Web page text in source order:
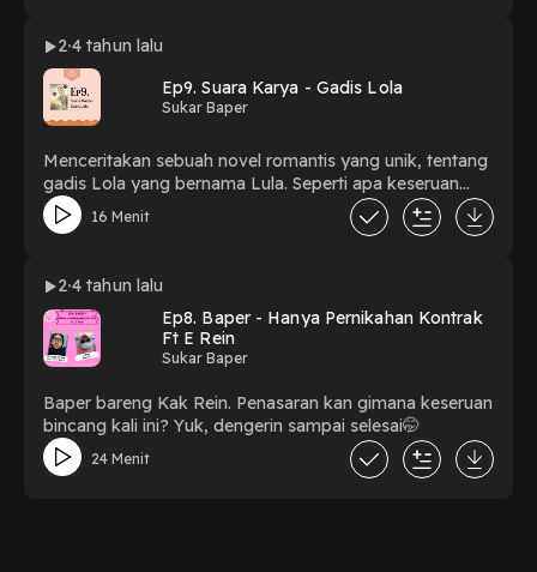
2 4 tahun lalu
Ep9. Suara Karya - Gadis Lola
Sukar Baper
Menceritakan sebuah novel romantis yang unik, tentang
gadis Lola yang bernama Lula. Seperti apa keseruan
ceritanya? Yuk, dengerin🌼
16 Menit
2 4 tahun lalu
Ep8. Baper - Hanya Pernikahan Kontrak
Ft E Rein
Sukar Baper
Baper bareng Kak Rein. Penasaran kan gimana keseruan
bincang kali ini? Yuk, dengerin sampai selesai🤭
24 Menit